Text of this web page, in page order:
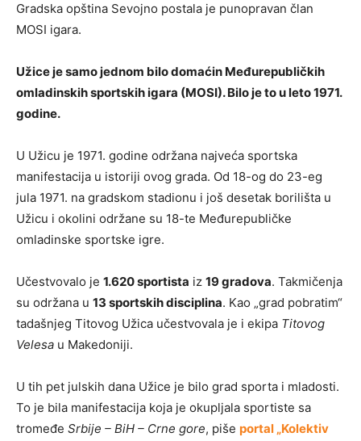
Gradska opština Sevojno postala je punopravan član
MOSI igara.
Užice je samo jednom bilo domaćin Međurepubličkih
omladinskih sportskih igara (MOSI). Bilo je to u leto 1971.
godine.
U Užicu je 1971. godine održana najveća sportska
manifestacija u istoriji ovog grada. Od 18-og do 23-eg
jula 1971. na gradskom stadionu i još desetak borilišta u
Užicu i okolini održane su 18-te Međurepubličke
omladinske sportske igre.
Učestvovalo je 1.620 sportista iz 19 gradova. Takmičenja
su održana u 13 sportskih disciplina. Kao „grad pobratim“
tadašnjeg Titovog Užica učestvovala je i ekipa Titovog
Velesa u Makedoniji.
U tih pet julskih dana Užice je bilo grad sporta i mladosti.
To je bila manifestacija koja je okupljala sportiste sa
tromeđe Srbije – BiH – Crne gore, piše portal „Kolektiv